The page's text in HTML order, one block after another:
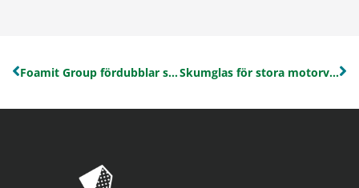
Foamit Group fördubblar sin tillverkningskapacitet för skumglas vid fabriken i Onsøy, Norge Skumglas för stora motorvägsprojekt i Sverige och Norge